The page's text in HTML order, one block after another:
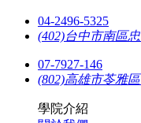
04-2496-5325
(402)台中市南區
07-7927-146
(802)高雄市苓雅
學院介紹